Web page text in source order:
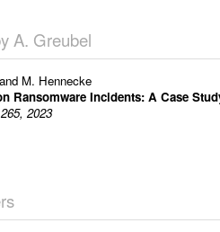
A. Greubel
M. Hennecke
Ransomware Incidents: A Case
2023